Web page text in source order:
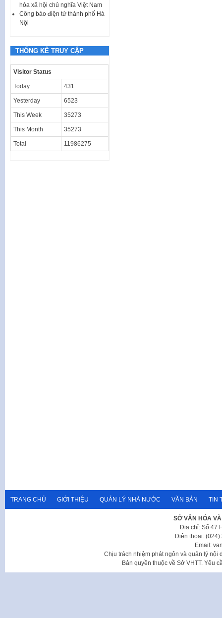
hòa xã hội chủ nghĩa Việt Nam
Công báo điện tử thành phố Hà
Nội
THỐNG KÊ TRUY CẬP
Visitor Status
Today 431
Yesterday 6523
This Week 35273
This Month 35273
Total 11986275
TRANG CHỦ GIỚI THIỆU QUẢN LÝ NHÀ NƯỚC VĂN BẢN TIN
SỞ VĂN HÓA
Địa chỉ: Số 47
Điện thoại: (024)
Email:
Chịu trách nhiệm phát ngôn và quản lý nội
Bản quyền thuộc về Sở VHTT. Yêu